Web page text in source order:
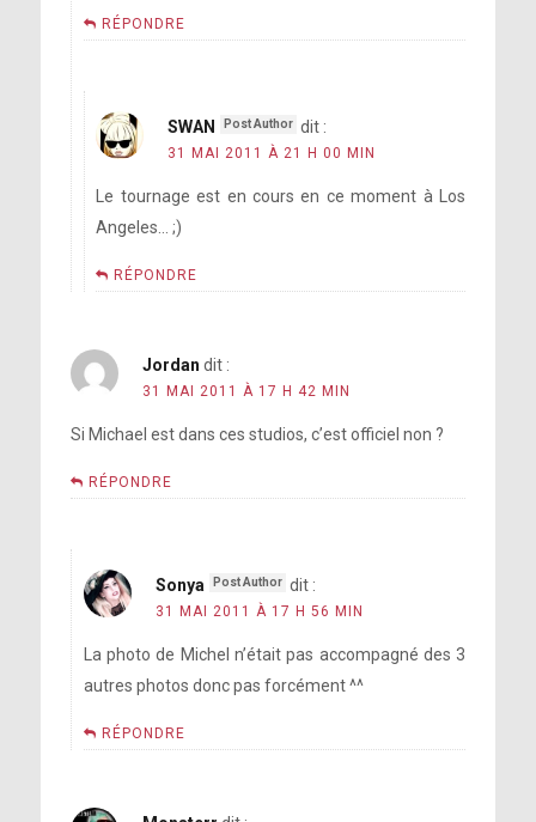
RÉPONDRE
SWAN dit :
31 MAI 2011 À 21 H 00 MIN
Le tournage est en cours en ce moment à Los
Angeles… ;)
RÉPONDRE
Jordan dit :
31 MAI 2011 À 17 H 42 MIN
Si Michael est dans ces studios, c’est officiel non ?
RÉPONDRE
Sonya dit :
31 MAI 2011 À 17 H 56 MIN
La photo de Michel n’était pas accompagné des 3
autres photos donc pas forcément ^^
RÉPONDRE